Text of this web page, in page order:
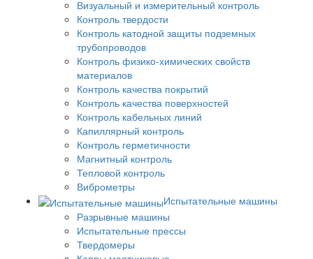
Визуальный и измерительный контроль
Контроль твердости
Контроль катодной защиты подземных
трубопроводов
Контроль физико-химических свойств
материалов
Контроль качества покрытий
Контроль качества поверхностей
Контроль кабельных линий
Капиллярный контроль
Контроль герметичности
Магнитный контроль
Тепловой контроль
Виброметры
Испытательные машины
Разрывные машины
Испытательные прессы
Твердомеры